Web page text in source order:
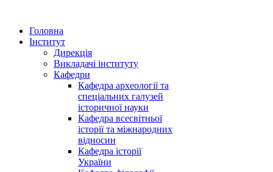
Головна
Інститут
Дирекція
Викладачі інституту
Кафедри
Кафедра археології та
спеціальних галузей
історичної науки
Кафедра всесвітньої
історії та міжнародних
відносин
Кафедра історії
України